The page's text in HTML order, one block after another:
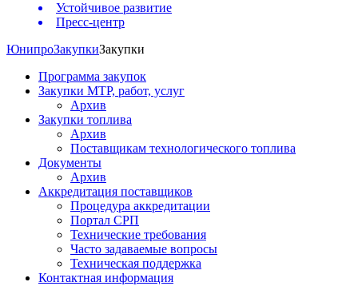
Устойчивое развитие
Пресс-центр
ЮнипроЗакупкиЗакупки
Программа закупок
Закупки МТР, работ, услуг
Архив
Закупки топлива
Архив
Поставщикам технологического топлива
Документы
Архив
Аккредитация поставщиков
Процедура аккредитации
Портал СРП
Технические требования
Часто задаваемые вопросы
Техническая поддержка
Контактная информация